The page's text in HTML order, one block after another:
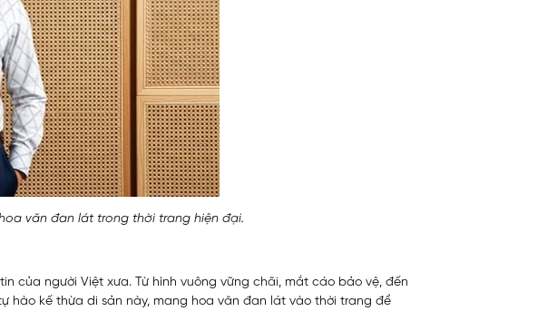
văn đan lát trong thời trang hiện đại.
của người Việt xưa. Từ hình vuông vững chãi, mắt cáo bảo vệ, đến
hào kế thừa di sản này, mang hoa văn đan lát vào thời trang để